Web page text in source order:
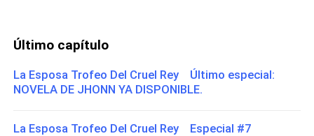
Último capítulo
La Esposa Trofeo Del Cruel Rey Último especial:
NOVELA DE JHONN YA DISPONIBLE.
La Esposa Trofeo Del Cruel Rey Especial #7